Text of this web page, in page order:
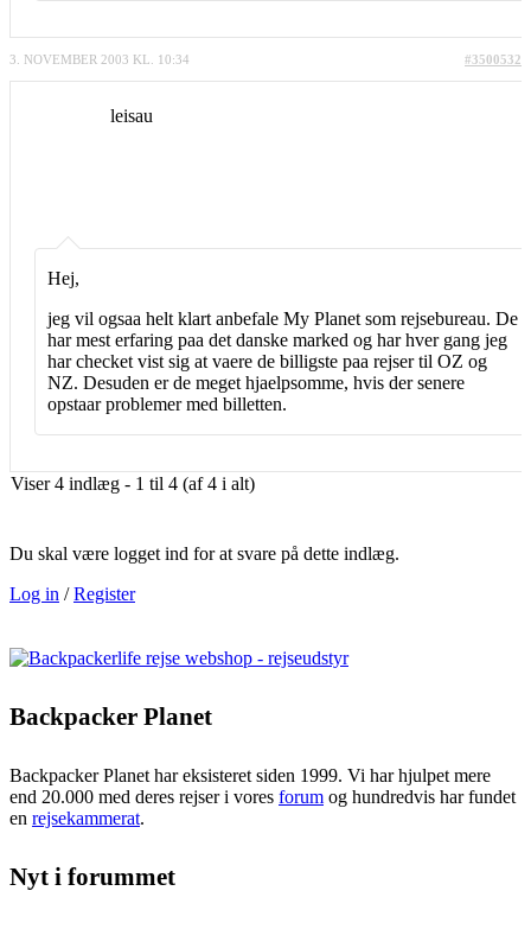
3. NOVEMBER 2003 KL. 10:34 #3500532
leisau
Hej,
jeg vil ogsaa helt klart anbefale My Planet som rejsebureau. De
har mest erfaring paa det danske marked og har hver gang jeg
har checket vist sig at vaere de billigste paa rejser til OZ og
NZ. Desuden er de meget hjaelpsomme, hvis der senere
opstaar problemer med billetten.
Viser 4 indlæg - 1 til 4 (af 4 i alt)
Du skal være logget ind for at svare på dette indlæg.
Log in /Register
Backpacker Planet
Backpacker Planet har eksisteret siden 1999. Vi har hjulpet mere
end 20.000 med deres rejser i vores forum og hundredvis har fundet
en rejsekammerat.
Nyt i forummet